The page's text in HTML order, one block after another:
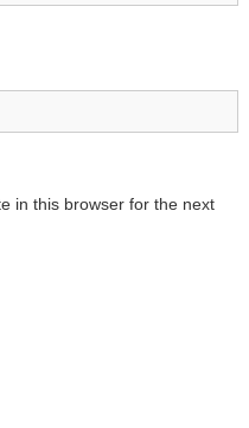
in this browser for the next